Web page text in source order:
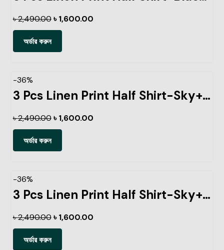
৳2,490.00 ৳1,600.00
অর্ডার করুন
-36%
3 Pcs Linen Print Half Shirt-Sky+Petrol+Kathal
৳2,490.00 ৳1,600.00
অর্ডার করুন
-36%
3 Pcs Linen Print Half Shirt-Sky+Petrol+Ash
৳2,490.00 ৳1,600.00
অর্ডার করুন